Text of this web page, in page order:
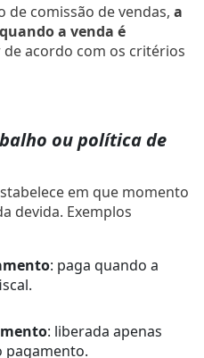
de comissão de vendas, a
a venda é
de acordo com os critérios
ou política de
em que momento
devida. Exemplos
: paga quando a
: liberada apenas
pagamento.